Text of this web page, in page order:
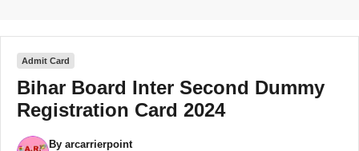
Admit Card
Bihar Board Inter Second Dummy
Registration Card 2024
By arcarrierpoint